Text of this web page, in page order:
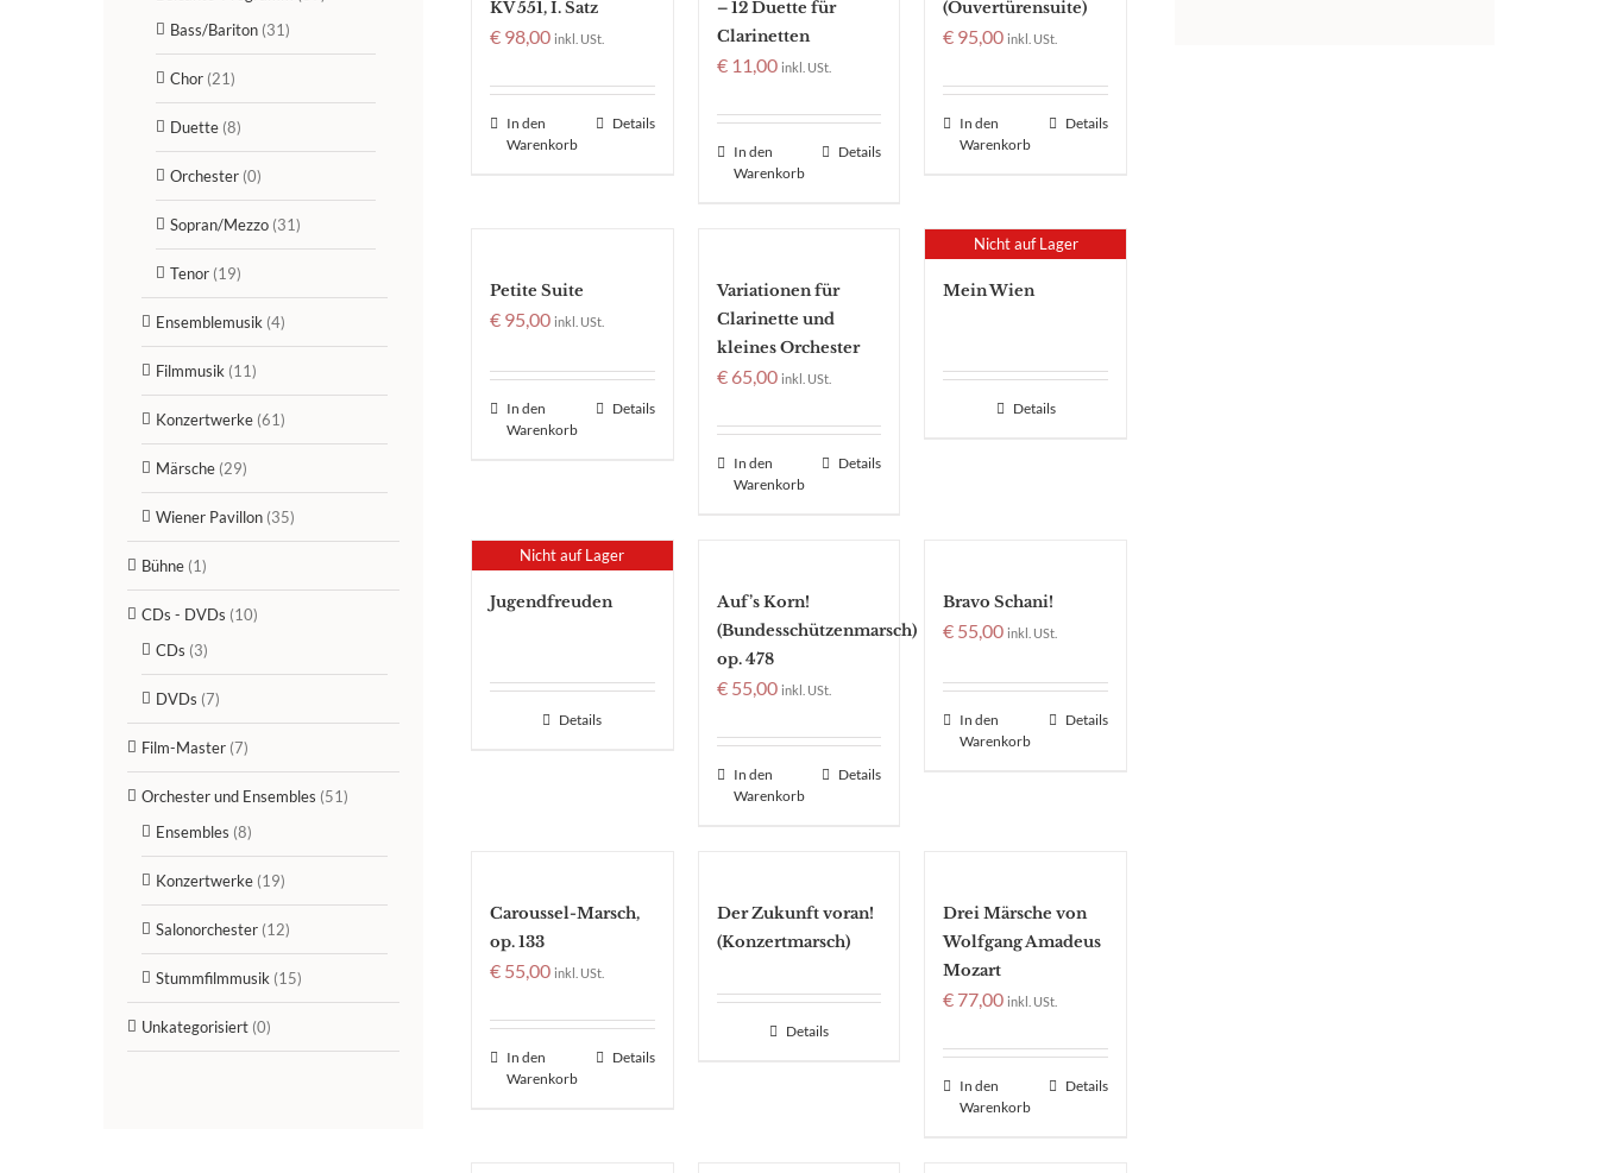
KV 551, I. Satz
€ 98,00 inkl. USt.
In den
Warenkorb
Details
– 12 Duette für
Clarinetten
€11,00 inkl. USt.
In den
Warenkorb
Details
(Ouvertürensuite)
€ 95,00 inkl. USt.
In den
Warenkorb
Details
Petite Suite
€ 95,00 inkl. USt.
In den
Warenkorb
Details
Variationen für
Clarinette und
kleines Orchester
€65,00 inkl. USt.
In den
Warenkorb
Details
Nicht auf Lager
Mein Wien
Details
Nicht auf Lager
Jugendfreuden
Details
Auf’s Korn!
(Bundesschützenmarsch)
op. 478
€55,00 inkl. USt.
In den
Warenkorb
Details
Bravo Schani!
€ 55,00 inkl. USt.
In den
Warenkorb
Details
Caroussel-Marsch,
op. 133
€ 55,00 inkl. USt.
In den
Warenkorb
Details
Der Zukunft voran!
(Konzertmarsch)
Details
Drei Märsche von
Wolfgang Amadeus
Mozart
€ 77,00 inkl. USt.
In den
Warenkorb
Details
Bass/Bariton (31)
Chor (21)
Duette (8)
Orchester (0)
Sopran/Mezzo (31)
Tenor (19)
Ensemblemusik (4)
Filmmusik (11)
Konzertwerke (61)
Märsche (29)
Wiener Pavillon (35)
Bühne (1)
CDs - DVDs (10)
CDs (3)
DVDs (7)
Film-Master (7)
Orchester und Ensembles (51)
Ensembles (8)
Konzertwerke (19)
Salonorchester (12)
Stummfilmmusik (15)
Unkategorisiert (0)